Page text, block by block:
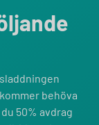
behöva
50% avdrag